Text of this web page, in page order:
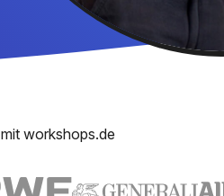
workshops.de